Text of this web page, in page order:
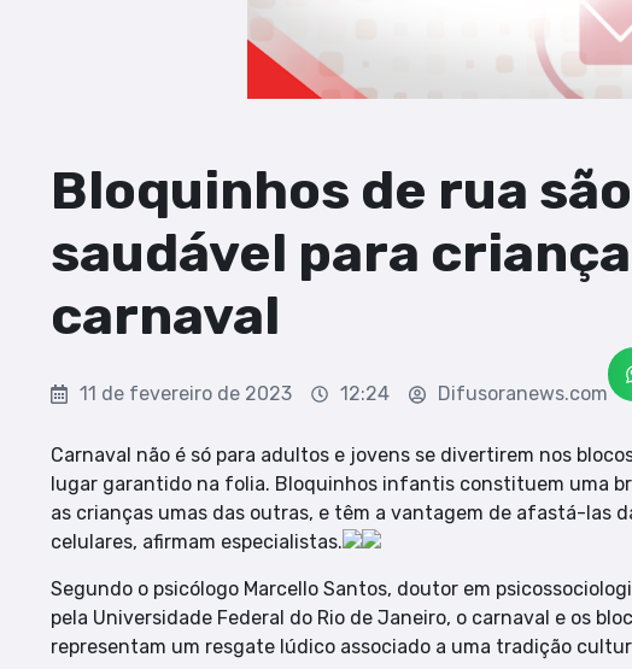
Bloquinhos de rua
saudável para
carnaval
11 de fevereiro de 2023 12:24 Difusoranews.com
Carnaval não é só para adultos e jovens se divertirem nos
lugar garantido na folia. Bloquinhos infantis constituem uma
as crianças umas das outras, e têm a vantagem de afastá-las
celulares, afirmam especialistas.
Segundo o psicólogo Marcello Santos, doutor em
pela Universidade Federal do Rio de Janeiro, o carnaval e os
representam um resgate lúdico associado a uma tradição